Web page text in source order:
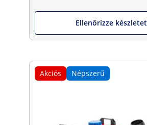
Ellenőrizze készletet
Akciós Népszerű